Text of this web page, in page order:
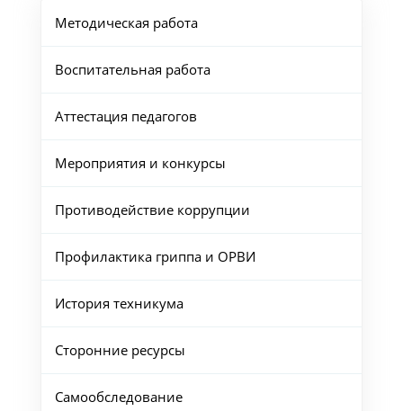
Методическая работа
Воспитательная работа
Аттестация педагогов
Мероприятия и конкурсы
Противодействие коррупции
Профилактика гриппа и ОРВИ
История техникума
Сторонние ресурсы
Самообследование